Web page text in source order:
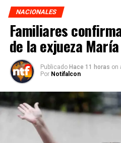
NACIONALES
Familiares
de la exjueza
Publicado Hace 11 horas on
Por Notifalcon